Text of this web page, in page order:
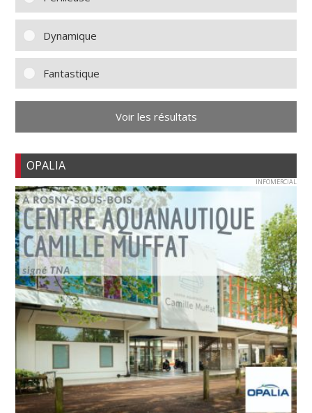
Dynamique
Fantastique
Voir les résultats
OPALIA
INFOMERCIAL